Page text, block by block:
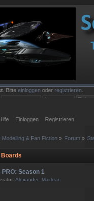
. Bitteeinloggen oder registrieren
Einloggen Registrieren
& Fan Fiction» Forum »
PRO: Season 1
Alexander_Maclean